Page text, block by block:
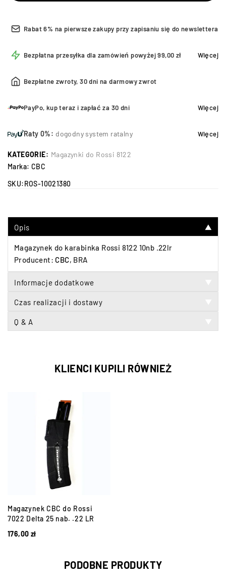
Rabat 6% na pierwsze zakupy przy zapisaniu się do newslettera
Bezpłatna przesyłka dla zamówień powyżej 99,00 zł Więcej
Bezpłatne zwroty, 30 dni na darmowy zwrot
PayPo, kup teraz i zapłać za 30 dni Więcej
Raty 0%: dogodny system ratalny Więcej
KATEGORIE: Magazynki do Rossi 8122
Marka: CBC
SKU:ROS-10021380
Opis ▼
Magazynek do karabinka Rossi 8122 10nb .22lr
Producent: CBC, BRA
Informacje dodatkowe
Czas realizacji i dostawy
Q & A
KLIENCI KUPILI RÓWNIEŻ
Magazynek CBC do Rossi
7022 Delta 25 nab. .22 LR
176,00 zł
PODOBNE PRODUKTY